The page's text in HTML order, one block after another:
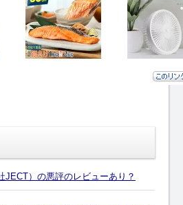
JECT）の悪評のレビューあり？